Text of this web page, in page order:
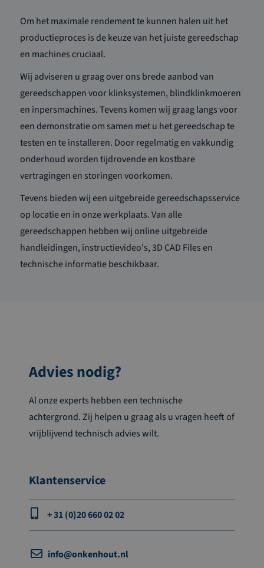
Om het maximale rendement te kunnen halen uit het
productieproces is de keuze van het juiste gereedschap
en machines cruciaal.
Wij adviseren u graag over ons brede aanbod van
gereedschappen voor klinksystemen, blindklinkmoeren
en inpersmachines. Tevens komen wij graag langs voor
een demonstratie om samen met u het gereedschap te
testen en te installeren. Door regelmatig en vakkundig
onderhoud worden tijdrovende en kostbare
vertragingen en storingen voorkomen.
Tevens bieden wij een uitgebreide gereedschapsservice
op locatie en in onze werkplaats. Van alle
gereedschappen hebben wij online uitgebreide
handleidingen, instructievideo's, 3D CAD Files en
technische informatie beschikbaar.
Advies nodig?
Al onze experts hebben een technische
achtergrond. Zij helpen u graag als u vragen heeft of
vrijblijvend technisch advies wilt.
Klantenservice
+ 31 (0)20 660 02 02
info@onkenhout.nl